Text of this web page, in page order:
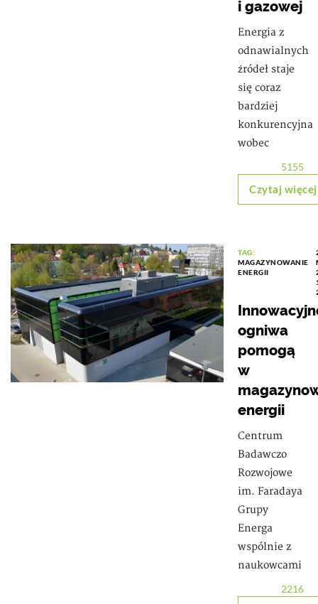
i gazowej
Energia z
odnawialnych
źródeł staje
się coraz
bardziej
konkurencyjna
wobec
5155
Czytaj więcej
TAG:
MAGAZYNOWANIE
ENERGII
ogniwa
pomogą
w
energii
Centrum
Badawczo
Rozwojowe
im. Faradaya
Grupy
Energa
wspólnie z
naukowcami
2216